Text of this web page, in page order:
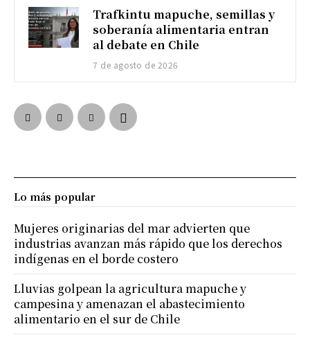
Trafkintu mapuche, semillas y
soberanía alimentaria entran
al debate en Chile
7 de agosto de 2026
Lo más popular
Mujeres originarias del mar advierten que
industrias avanzan más rápido que los derechos
indígenas en el borde costero
Lluvias golpean la agricultura mapuche y
campesina y amenazan el abastecimiento
alimentario en el sur de Chile